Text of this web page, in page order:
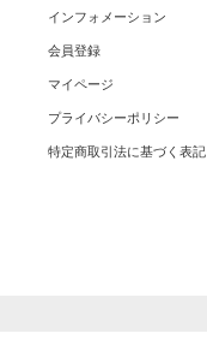
インフォメーション
会員登録
マイページ
プライバシーポリシー
特定商取引法に基づく表記